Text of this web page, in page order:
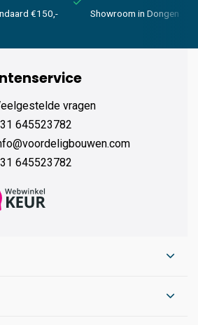
€150,- Showroom in Dongen
vragen
645523782
645523782